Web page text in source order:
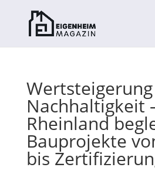
Nachhaltigkeit
Rheinland
Bauprojekte
bis